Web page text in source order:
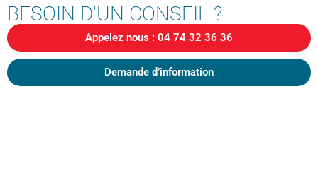
BESOIN D'UN CONSEIL ?
Appelez nous : 04 74 32 36 36
Demande d’information